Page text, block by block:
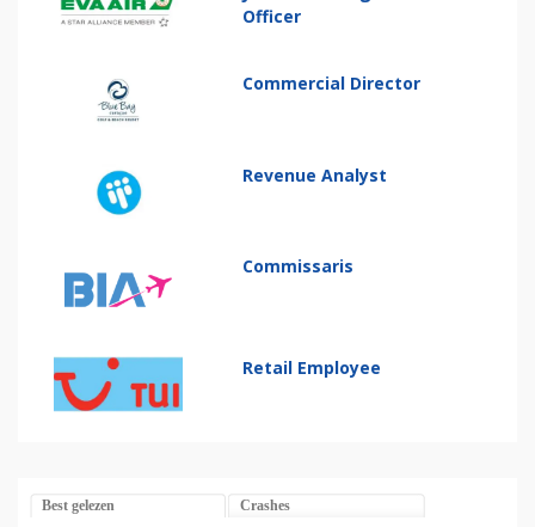
Officer
Commercial Director
Revenue Analyst
Commissaris
Retail Employee
Best gelezen Crashes